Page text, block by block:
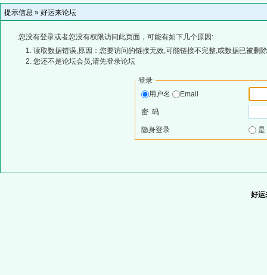
提示信息 » 好运来论坛
您没有登录或者您没有权限访问此页面，可能有如下几个原因:
读取数据错误,原因：您要访问的链接无效,可能链接不完整,或数据已被删
您还不是论坛会员,请先登录论坛
登录
用户名
Email
密 码
隐身登录
好